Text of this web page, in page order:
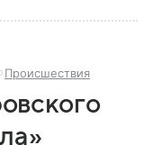
Происшествия